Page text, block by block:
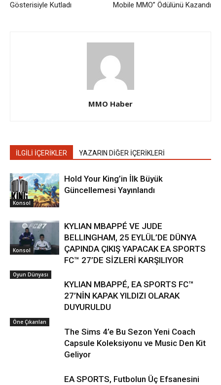
Gösterisiyle Kutladı
Mobile MMO” Ödülünü Kazandı
MMO Haber
İLGİLİ İÇERİKLER YAZARIN DİĞER İÇERİKLERİ
Konsol
Hold Your King’in İlk Büyük
Güncellemesi Yayınlandı
Konsol
KYLIAN MBAPPÉ VE JUDE
BELLINGHAM, 25 EYLÜL’DE DÜNYA
ÇAPINDA ÇIKIŞ YAPACAK EA SPORTS
FC™ 27’DE SİZLERİ KARŞILIYOR
Oyun Dünyası
KYLIAN MBAPPÉ, EA SPORTS FC™
27’NİN KAPAK YILDIZI OLARAK
DUYURULDU
Öne Çıkarılan
The Sims 4’e Bu Sezon Yeni Coach
Capsule Koleksiyonu ve Music Den Kit
Geliyor
EA SPORTS, Futbolun Üç Efsanesini